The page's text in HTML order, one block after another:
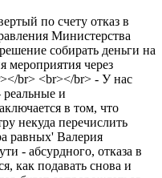
по счету отказ в
Министерства
собирать деньги на
мероприятия через
br> <br></br> - У нас
реальные и
в том, что
некуда перечислить
равных' Валерия
- абсурдного, отказа в
как подавать снова и